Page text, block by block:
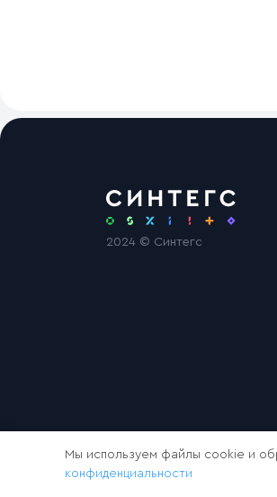
2024 © Синтегс
Мы используем файлы cookie и
конфиденциальности